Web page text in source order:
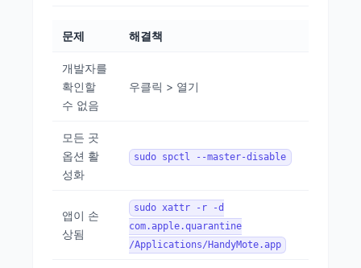
문제 해결책
개발자를
확인할
수 없음
우클릭 > 열기
모든 곳
옵션 활
성화
sudo spctl --master-disable
앱이 손
상됨
sudo xattr -r -d
com.apple.quarantine
/Applications/HandyMote.app